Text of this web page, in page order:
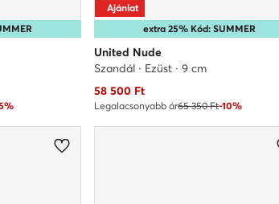
extra 25% Kód: SUMMER
Ajánlat
United Nude
Szandál · Ezüst · 9 cm
Aktuális ár
58 500Ft
Legalacsonyabb ár65 350 Ft-10%